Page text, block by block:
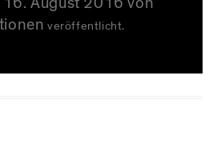
16. August 2016 von
veröffentlicht.